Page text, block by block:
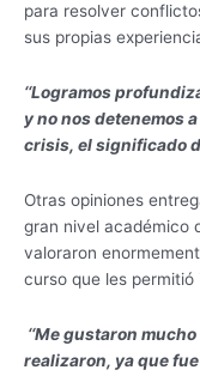
para resolver
sus propias
‘‘Logramos
y no nos detenemos
crisis, el significado
Otras opiniones
gran nivel académico
valoraron
curso que les
‘‘Me gustaron
realizaron, ya que